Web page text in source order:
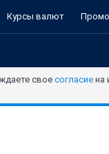
Курсы валют
свое согласие на